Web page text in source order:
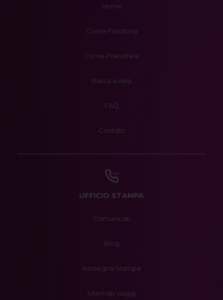
Home
Come Funziona
Come Prenotare
Barca a vela
FAQ
Contatti
UFFICIO STAMPA
Comunicati
Blog
Rassegna Stampa
Sitemap viaggi